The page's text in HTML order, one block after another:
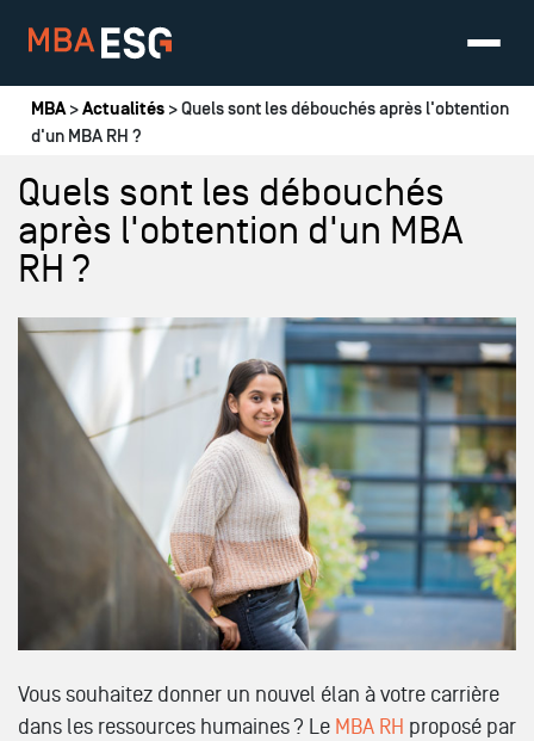
Vous êtes ici
MBA>Actualités > Quels sont les débouchés après l'obtention
d'un MBA RH ?
Quels sont les débouchés
après l'obtention d'un MBA
RH ?
Vous souhaitez donner un nouvel élan à votre carrière
dans les ressources humaines ? Le MBA RH proposé par